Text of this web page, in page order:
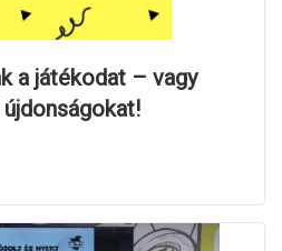
a játékodat – vagy